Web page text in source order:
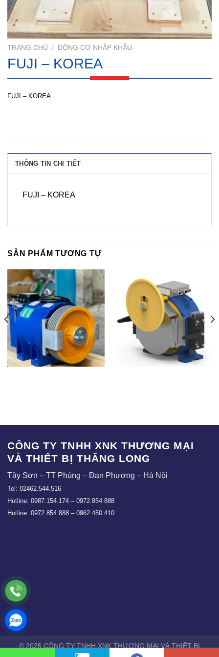
TRANG CHỦ / ĐỘNG CƠ NHẬP KHẨU
FUJI – KOREA
FUJI – KOREA
THÔNG TIN CHI TIẾT
FUJI – KOREA
SẢN PHẨM TƯƠNG TỰ
CÔNG TY TNHH XNK THƯƠNG MẠI
VÀ THIẾT BỊ THĂNG LONG
Tây Sơn – TT Phùng – Đan Phượng – Hà Nội
Tel: 02462.544.516
Hotline: 0987.154.174 – 0972.854.888
Hotline: 0972.854.888 – 0962.450.410
© 2025 CÔNG TY TNHH XNK THƯƠNG MẠI VÀ THIẾT BỊ